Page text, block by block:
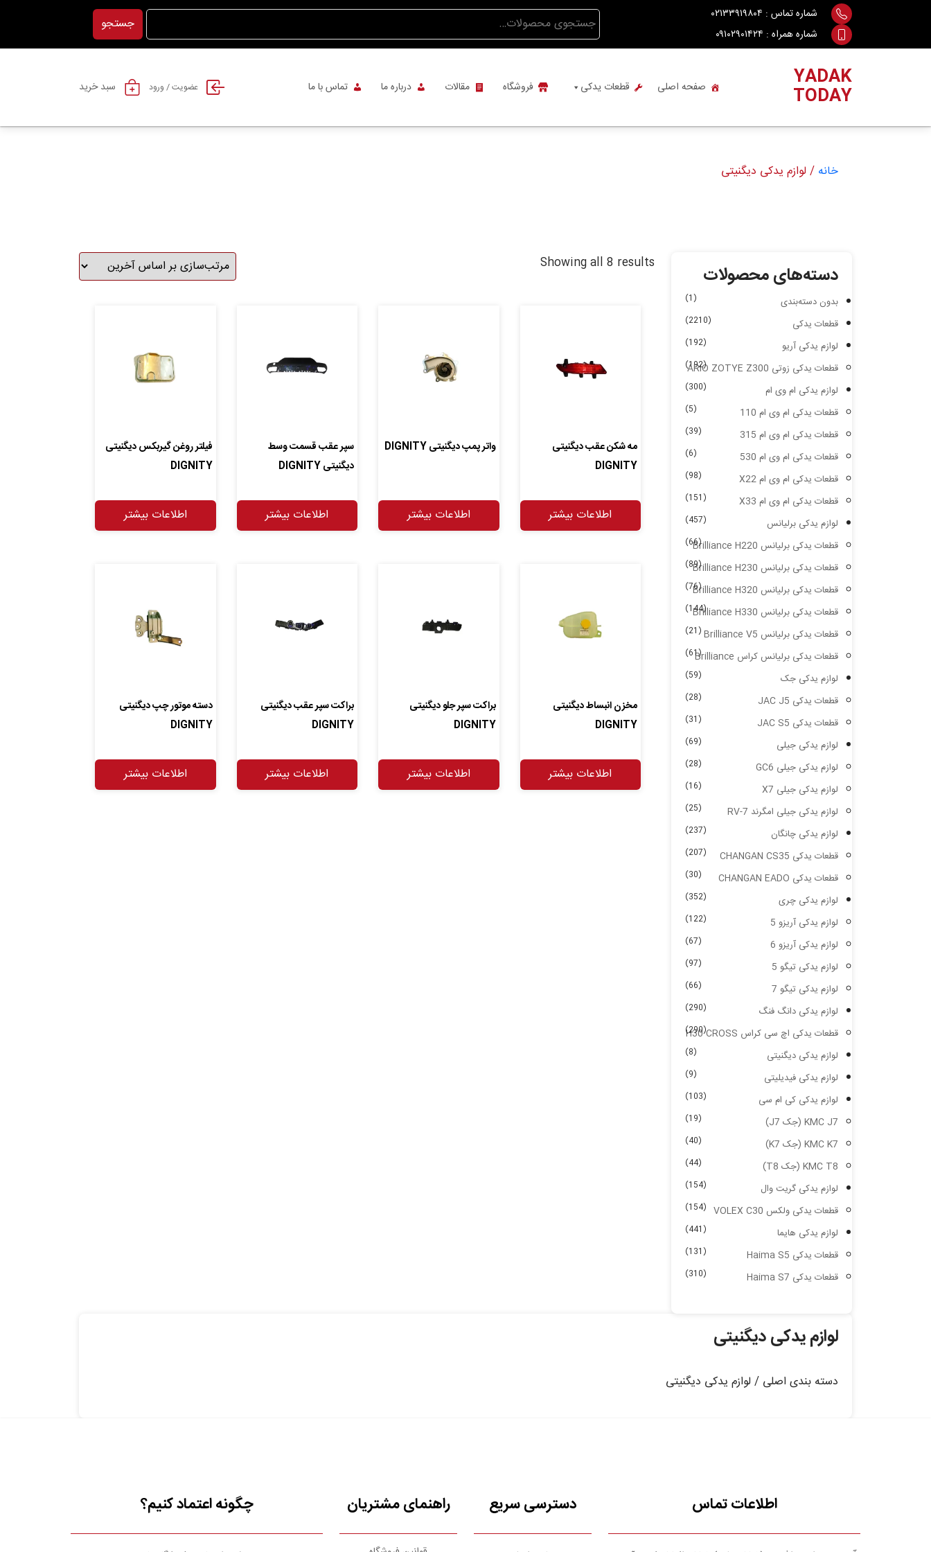
content
شماره تماس : ۰۲۱۳۳۹۱۹۸۰۴
شماره همراه : ۰۹۱۰۲۹۰۱۴۲۴
جستجو
برای:
جستجو
YADAK
TODAY صفحه اصلی قطعات یدکی فروشگاه مقالات درباره ما تماس با ما عضویت / ورود سبد خرید
خانه / لوازم یدکی دیگنیتی
دسته‌های محصولات
بدون دسته‌بندی (1)
قطعات یدکی (2210)
لوازم یدکی آریو (192)
قطعات یدکی زوتی ARIO ZOTYE Z300 (192)
لوازم یدکی ام وی ام (300)
قطعات یدکی ام وی ام 110 (5)
قطعات یدکی ام وی ام 315 (39)
قطعات یدکی ام وی ام 530 (6)
قطعات یدکی ام وی ام X22 (98)
قطعات یدکی ام وی ام X33 (151)
لوازم یدکی برلیانس (457)
قطعات یدکی برلیانس Brilliance H220 (66)
قطعات یدکی برلیانس Brilliance H230 (89)
قطعات یدکی برلیانس Brilliance H320 (76)
قطعات یدکی برلیانس Brilliance H330 (144)
قطعات یدکی برلیانس Brilliance V5 (21)
قطعات یدکی برلیانس کراس Brilliance (61)
لوازم یدکی جک (59)
قطعات یدکی JAC J5 (28)
قطعات یدکی JAC S5 (31)
لوازم یدکی جیلی (69)
لوازم یدکی جیلی GC6 (28)
لوازم یدکی جیلی X7 (16)
لوازم یدکی جیلی امگرند RV-7 (25)
لوازم یدکی چانگان (237)
قطعات یدکی CHANGAN CS35 (207)
قطعات یدکی CHANGAN EADO (30)
لوازم یدکی چری (352)
لوازم یدکی آریزو 5 (122)
لوازم یدکی آریزو 6 (67)
لوازم یدکی تیگو 5 (97)
لوازم یدکی تیگو 7 (66)
لوازم یدکی دانگ فنگ (290)
قطعات یدکی اچ سی کراس H30 CROSS (290)
لوازم یدکی دیگنیتی (8)
لوازم یدکی فیدیلیتی (9)
لوازم یدکی کی ام سی (103)
KMC J7 (جک J7) (19)
KMC K7 (جک K7) (40)
KMC T8 (جک T8) (44)
لوازم یدکی گریت وال (154)
قطعات یدکی ولکس VOLEX C30 (154)
لوازم یدکی هایما (441)
قطعات یدکی Haima S5 (131)
قطعات یدکی Haima S7 (310)
Showing all 8 results
مه شکن عقب دیگنیتی
DIGNITY
اطلاعات بیشتر
واتر پمپ دیگنیتی DIGNITY
اطلاعات بیشتر
سپر عقب قسمت وسط
دیگنیتی DIGNITY
اطلاعات بیشتر
فیلتر روغن گیربکس دیگنیتی
DIGNITY
اطلاعات بیشتر
مخزن انبساط دیگنیتی
DIGNITY
اطلاعات بیشتر
براکت سپر جلو دیگنیتی
DIGNITY
اطلاعات بیشتر
براکت سپر عقب دیگنیتی
DIGNITY
اطلاعات بیشتر
دسته موتور چپ دیگنیتی
DIGNITY
اطلاعات بیشتر
لوازم یدکی دیگنیتی
دسته بندی اصلی / لوازم یدکی دیگنیتی
اطلاعات تماس دسترسی سریع راهنمای مشتریان چگونه اعتماد کنیم؟